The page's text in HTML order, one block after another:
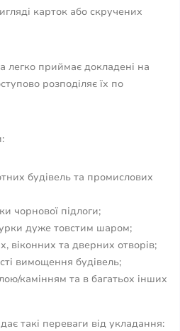
карток або скручених
легко приймає докладені на
розподіляє їх по
будівель та промислових
чорнової підлоги;
дуже товстим шаром;
віконних та дверних отворів;
вимощення будівель;
камінням та в багатьох інших
такі переваги від укладання: